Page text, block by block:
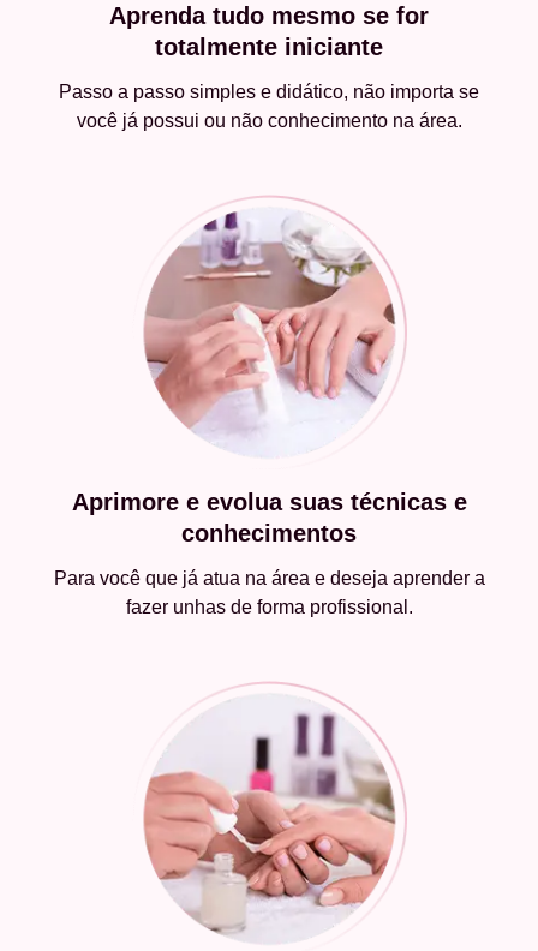
Aprenda tudo mesmo se for
totalmente iniciante
Passo a passo simples e didático, não importa se
você já possui ou não conhecimento na área.
Aprimore e evolua suas técnicas e
conhecimentos
Para você que já atua na área e deseja aprender a
fazer unhas de forma profissional.